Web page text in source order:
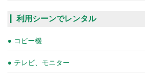
利用シーンでレンタル
コピー機
テレビ、モニター